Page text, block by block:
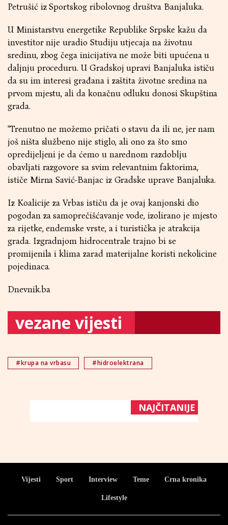
Petrušić iz Sportskog ribolovnog društva Banjaluka.
U Ministarstvu energetike Republike Srpske kažu da
investitor nije uradio Studiju utjecaja na životnu
sredinu, zbog čega inicijativa ne može biti upućena u
daljnju proceduru. U Gradskoj upravi Banjaluka ističu
da su im interesi građana i zaštita životne sredina na
prvom mjestu, ali da konačnu odluku donosi Skupština
grada.
"Trenutno ne možemo pričati o stavu da ili ne, jer nam
još ništa službeno nije stiglo, ali ono za što smo
opredijeljeni je da ćemo u narednom razdoblju
obavljati razgovore sa svim relevantnim faktorima,
ističe Mirna Savić-Banjac iz Gradske uprave Banjaluka.
Iz Koalicije za Vrbas ističu da je ovaj kanjonski dio
pogodan za samoprečišćavanje vode, izolirano je mjesto
za rijetke, endemske vrste, a i turistička je atrakcija
grada. Izgradnjom hidrocentrale trajno bi se
promijenila i klima zarad materijalne koristi nekolicine
pojedinaca.
Dnevnik.ba
vezane vijesti
#krupa na vrbasu #hidroelektrana
NAJČITANIJE
Vijesti Sport Interview Teme Crna kronika
Lifestyle